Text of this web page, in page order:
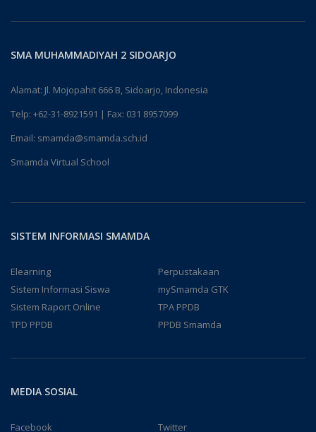
SMA MUHAMMADIYAH 2 SIDOARJO
Alamat: Jl. Mojopahit 666 B, Sidoarjo, Indonesia
Telp: +62-31-8921591 | Fax: 031 8957099
Email: smamda@smamda.sch.id
Smamda Virtual School
SISTEM INFORMASI SMAMDA
Elearning
Perpustakaan
Sistem Informasi Siswa
mySmamda GTK
Sistem Raport Online
TPA PPDB
TPD PPDB
PPDB Smamda
MEDIA SOSIAL
Facebook Twitter